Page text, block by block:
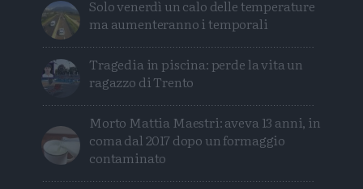
Solo venerdì un calo delle temperature
ma aumenteranno i temporali
Tragedia in piscina: perde la vita un
ragazzo di Trento
Morto Mattia Maestri: aveva 13 anni, in
coma dal 2017 dopo un formaggio
contaminato